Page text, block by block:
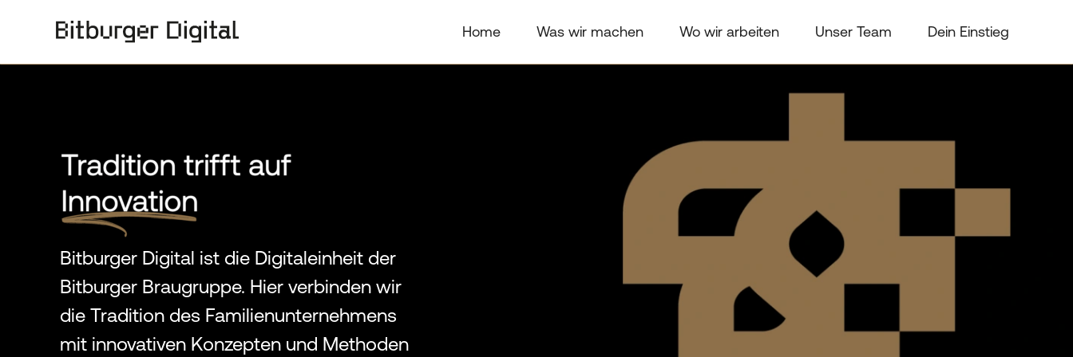
Home Was wir machen Wo wir arbeiten Unser Team Dein Einstieg
Bitburger Digital ist die Digitaleinheit der
Bitburger Braugruppe. Hier verbinden wir
die Tradition des Familienunternehmens
mit innovativen Konzepten und Methoden